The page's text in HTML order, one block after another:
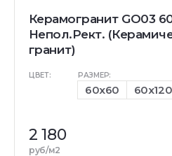
Керамогранит GO03
Непол.Рект.
гранит)
ЦВЕТ: РАЗМЕР:
60x60 60x120
2 180
руб/м2